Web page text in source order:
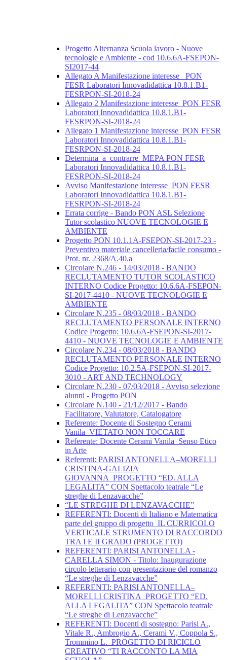
Progetto Alternanza Scuola lavoro - Nuove
tecnologie e Ambiente - cod 10.6.6A-FSEPON-
SI2017-44
Allegato A Manifestazione interesse_ PON
FESR Laboratori Innovadidattica 10.8.1.B1-
FESRPON-SI-2018-24
Allegato 2 Manifestazione interesse_PON FESR
Laboratori Innovadidattica 10.8.1.B1-
FESRPON-SI-2018-24
Allegato 1 Manifestazione interesse_PON FESR
Laboratori Innovadidattica 10.8.1.B1-
FESRPON-SI-2018-24
Determina_a_contrarre_MEPA PON FESR
Laboratori Innovadidattica 10.8.1.B1-
FESRPON-SI-2018-24
Avviso Manifestazione interesse_PON FESR
Laboratori Innovadidattica 10.8.1.B1-
FESRPON-SI-2018-24
Errata corrige - Bando PON ASL Selezione
Tutor scolastico NUOVE TECNOLOGIE E
AMBIENTE
Progetto PON 10.1.1A-FSEPON-SI-2017-23 -
Preventivo materiale cancelleria/facile consumo -
Prot. nr. 2368/A.40.a
Circolare N.246 - 14/03/2018 - BANDO
RECLUTAMENTO TUTOR SCOLASTICO
INTERNO Codice Progetto: 10.6.6A-FSEPON-
SI-2017-4410 - NUOVE TECNOLOGIE E
AMBIENTE
Circolare N.235 - 08/03/2018 - BANDO
RECLUTAMENTO PERSONALE INTERNO
Codice Progetto: 10.6.6A-FSEPON-SI-2017-
4410 - NUOVE TECNOLOGIE E AMBIENTE
Circolare N.234 - 08/03/2018 - BANDO
RECLUTAMENTO PERSONALE INTERNO
Codice Progetto: 10.2.5A-FSEPON-SI-2017-
3010 - ART AND TECHNOLOGY
Circolare N.230 - 07/03/2018 - Avviso selezione
alunni - Progetto PON
Circolare N.140 - 21/12/2017 - Bando
Facilitatore, Valutatore, Catalogatore
Referente: Docente di Sostegno Cerami
Vanila_VIETATO NON TOCCARE
Referente: Docente Cerami Vanila_Senso Etico
in Arte
Referenti: PARISI ANTONELLA–MORELLI
CRISTINA-GALIZIA
GIOVANNA_PROGETTO “ED. ALLA
LEGALITA” CON Spettacolo teatrale “Le
streghe di Lenzavacche”
“LE STREGHE DI LENZAVACCHE”
REFERENTI: Docenti di Italiano e Matematica
parte del gruppo di progetto_IL CURRICOLO
VERTICALE STRUMENTO DI RACCORDO
TRA I E II GRADO (PROGETTO)
REFERENTI: PARISI ANTONELLA -
CARELLA SIMON - Titolo: Inaugurazione
circolo letterario con presentazione del romanzo
“Le streghe di Lenzavacche”
REFERENTI: PARISI ANTONELLA–
MORELLI CRISTINA_PROGETTO “ED.
ALLA LEGALITA” CON Spettacolo teatrale
“Le streghe di Lenzavacche”
REFERENTI: Docenti di sostegno: Parisi A.,
Vitale R., Ambrogio A., Cerami V., Coppola S.,
Trommino L._PROGETTO DI RICICLO
CREATIVO “TI RACCONTO LA MIA